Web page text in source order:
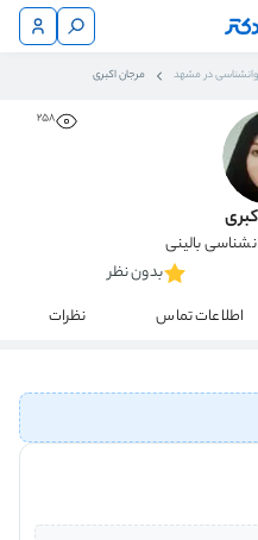
در مشهد مرجان اکبری
258
بالینی
بدون نظر
اطلاعات تماس نظرات